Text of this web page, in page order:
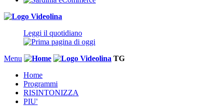
Leggi il quotidiano
Menu
TG
Home
Programmi
RISINTONIZZA
PIU'